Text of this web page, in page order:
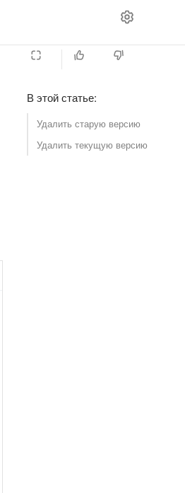
В этой статье:
Удалить старую версию
Удалить текущую версию